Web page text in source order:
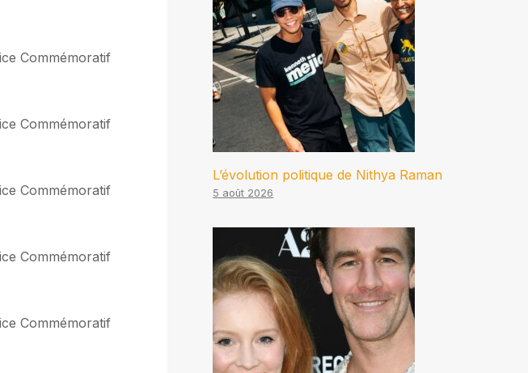
Commémoratif
Commémoratif
Commémoratif
Commémoratif
Commémoratif
L’évolution politique de Nithya Raman
5 août 2026